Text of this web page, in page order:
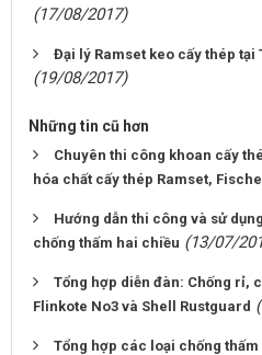
(17/08/2017)
Đại lý Ramset keo cấy thép tại
(19/08/2017)
Những tin cũ hơn
Chuyên thi công khoan cấy
hóa chất cấy thép Ramset,
Hướng dẫn thi công và sử
chống thấm hai chiều (13/07/
Tổng hợp diễn đàn: Chống rỉ,
Flinkote No3 và Shell Rustguard
Tổng hợp các loại chống